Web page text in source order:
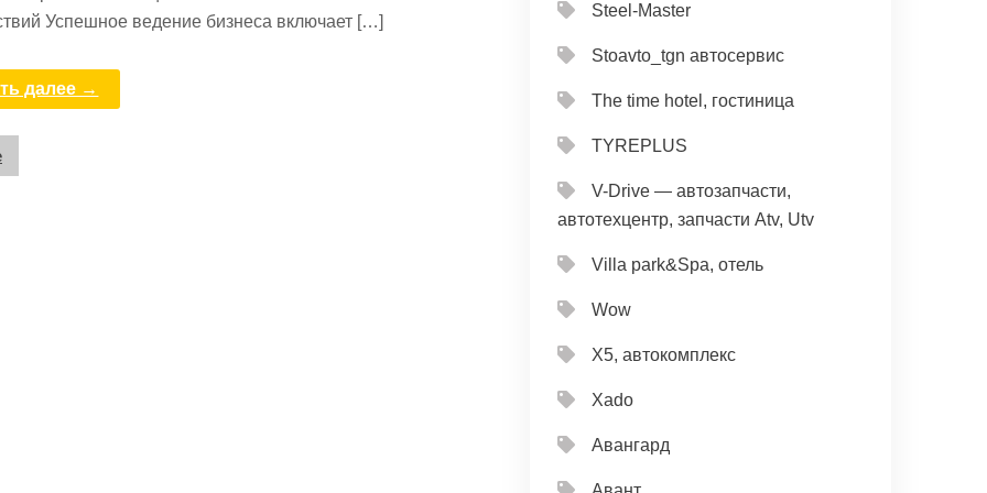
Успешное ведение бизнеса включает […]
далее →
Steel-Master
Stoavto_tgn автосервис
The time hotel, гостиница
TYREPLUS
V-Drive — автозапчасти,
автотехцентр, запчасти Atv, Utv
Villa park&Spa, отель
Wow
X5, автокомплекс
Xado
Авангард